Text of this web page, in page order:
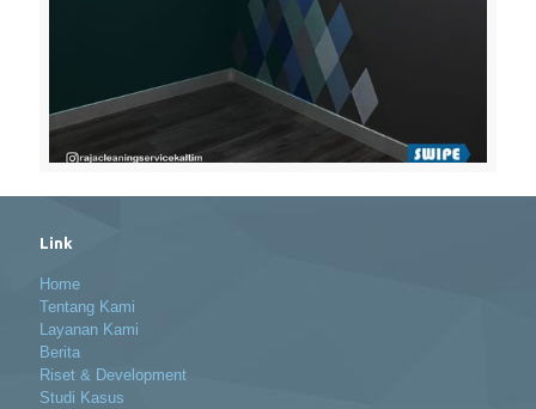
Link
Home
Tentang Kami
Layanan Kami
Berita
Riset & Development
Studi Kasus